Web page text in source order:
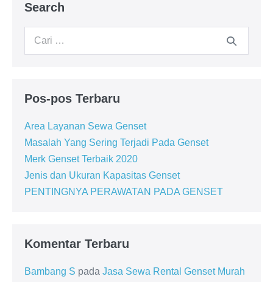
Search
Pos-pos Terbaru
Area Layanan Sewa Genset
Masalah Yang Sering Terjadi Pada Genset
Merk Genset Terbaik 2020
Jenis dan Ukuran Kapasitas Genset
PENTINGNYA PERAWATAN PADA GENSET
Komentar Terbaru
Bambang S pada Jasa Sewa Rental Genset Murah